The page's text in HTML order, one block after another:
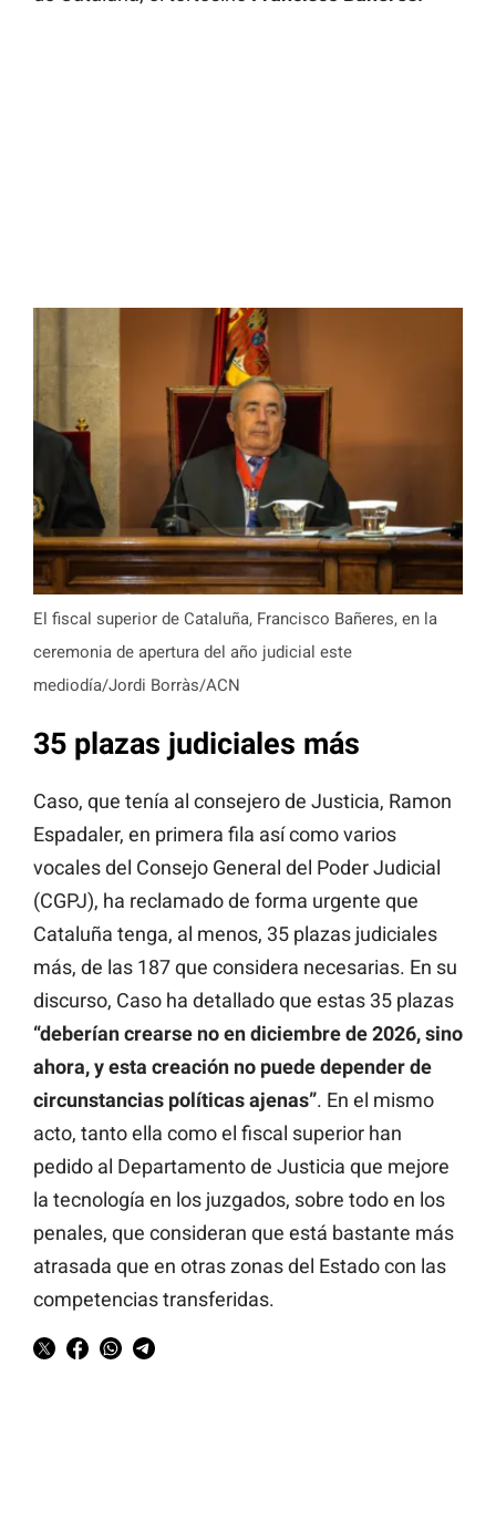
El fiscal superior de Cataluña, Francisco Bañeres, en la
ceremonia de apertura del año judicial este
mediodía/Jordi Borràs/ACN
35 plazas judiciales más
Caso, que tenía al consejero de Justicia, Ramon
Espadaler, en primera fila así como varios
vocales del Consejo General del Poder Judicial
(CGPJ), ha reclamado de forma urgente que
Cataluña tenga, al menos, 35 plazas judiciales
más, de las 187 que considera necesarias. En su
discurso, Caso ha detallado que estas 35 plazas
“deberían crearse no en diciembre de 2026, sino
ahora, y esta creación no puede depender de
circunstancias políticas ajenas”. En el mismo
acto, tanto ella como el fiscal superior han
pedido al Departamento de Justicia que mejore
la tecnología en los juzgados, sobre todo en los
penales, que consideran que está bastante más
atrasada que en otras zonas del Estado con las
competencias transferidas.